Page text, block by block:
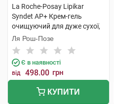
La Roche-Posay Lipikar
Syndet AP+ Крем-гель
очищуючий для дуже сухої,
схильної до атопії шкіри 200
мл 1 туба
Ля Рош-Позе
Є в наявності
від 498.00 грн
КУПИТИ